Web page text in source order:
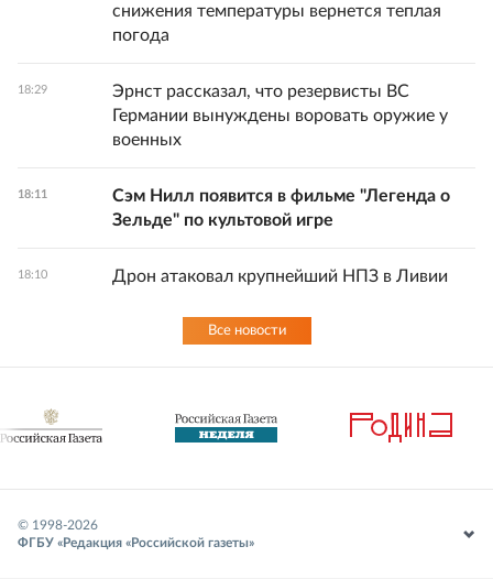
снижения температуры вернется теплая
погода
18:29
Эрнст рассказал, что резервисты ВС
Германии вынуждены воровать оружие у
военных
18:11
Сэм Нилл появится в фильме "Легенда о
Зельде" по культовой игре
18:10 Дрон атаковал крупнейший НПЗ в Ливии
Все новости
© 1998-2026
ФГБУ «Редакция «Российской газеты»